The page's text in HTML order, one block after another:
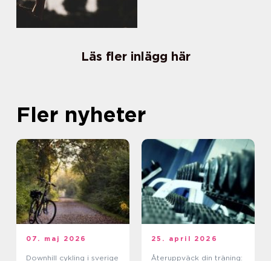
Läs fler inlägg här
Fler nyheter
07. maj 2026
Downhill cykling i sverige
25. april 2026
Återuppväck din träning: